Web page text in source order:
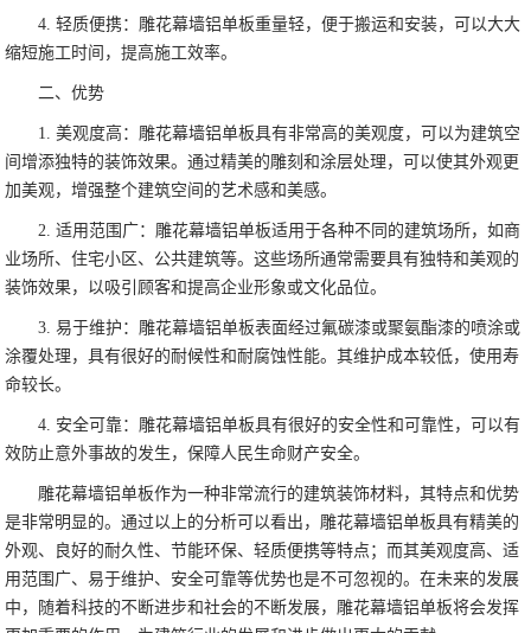
4. 轻质便携：雕花幕墙铝单板重量轻，便于搬运和安装，可以大大
缩短施工时间，提高施工效率。
二、优势
1. 美观度高：雕花幕墙铝单板具有非常高的美观度，可以为建筑空
间增添独特的装饰效果。通过精美的雕刻和涂层处理，可以使其外观更
加美观，增强整个建筑空间的艺术感和美感。
2. 适用范围广：雕花幕墙铝单板适用于各种不同的建筑场所，如商
业场所、住宅小区、公共建筑等。这些场所通常需要具有独特和美观的
装饰效果，以吸引顾客和提高企业形象或文化品位。
3. 易于维护：雕花幕墙铝单板表面经过氟碳漆或聚氨酯漆的喷涂或
涂覆处理，具有很好的耐候性和耐腐蚀性能。其维护成本较低，使用寿
命较长。
4. 安全可靠：雕花幕墙铝单板具有很好的安全性和可靠性，可以有
效防止意外事故的发生，保障人民生命财产安全。
雕花幕墙铝单板作为一种非常流行的建筑装饰材料，其特点和优势
是非常明显的。通过以上的分析可以看出，雕花幕墙铝单板具有精美的
外观、良好的耐久性、节能环保、轻质便携等特点；而其美观度高、适
用范围广、易于维护、安全可靠等优势也是不可忽视的。在未来的发展
中，随着科技的不断进步和社会的不断发展，雕花幕墙铝单板将会发挥